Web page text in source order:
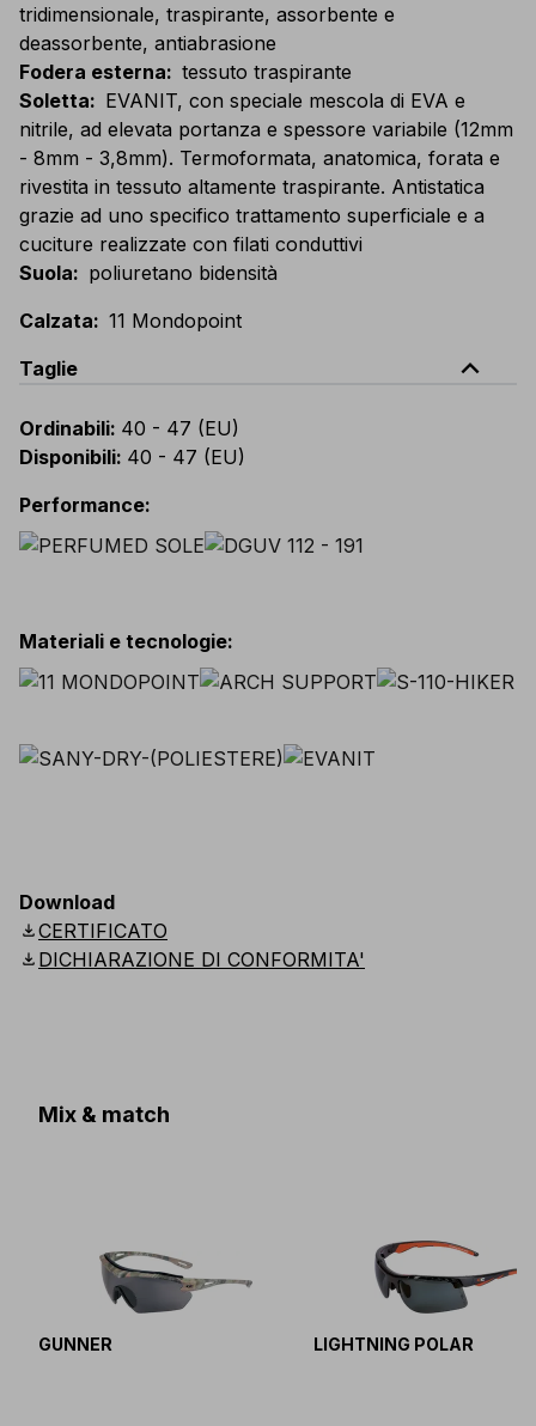
tridimensionale, traspirante, assorbente e
deassorbente, antiabrasione
Fodera esterna: tessuto traspirante
Soletta: EVANIT, con speciale mescola di EVA e
nitrile, ad elevata portanza e spessore variabile (12mm
- 8mm - 3,8mm). Termoformata, anatomica, forata e
rivestita in tessuto altamente traspirante. Antistatica
grazie ad uno specifico trattamento superficiale e a
cuciture realizzate con filati conduttivi
Suola: poliuretano bidensità
Calzata: 11 Mondopoint
Taglie
expand_less
Ordinabili: 40 - 47 (EU)
Disponibili: 40 - 47 (EU)
Performance:
Materiali e tecnologie:
Download
downloadCERTIFICATO
download DICHIARAZIONE DI CONFORMITA'
Mix & match
GUNNER LIGHTNING POLAR